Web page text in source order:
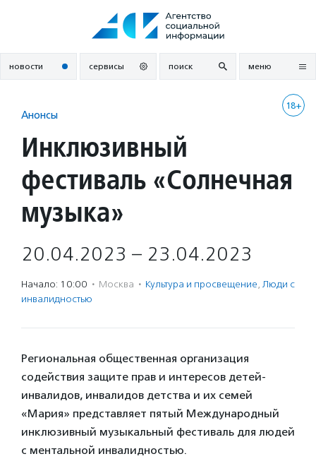
новости сервисы поиск меню
18+
Анонсы
Инклюзивный
фестиваль «Солнечная
музыка»
20.04.2023 – 23.04.2023
Начало: 10:00 · Москва · Культура и просвещение, Люди с
инвалидностью
Региональная общественная организация
содействия защите прав и интересов детей-
инвалидов, инвалидов детства и их семей
«Мария» представляет пятый Международный
инклюзивный музыкальный фестиваль для людей
с ментальной инвалидностью.